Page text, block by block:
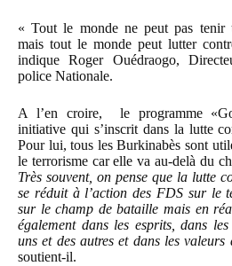
« Tout le monde ne peut pas tenir
mais tout le monde peut lutter
indique Roger Ouédraogo,
police Nationale.
A l’en croire, le programme
initiative qui s’inscrit dans la lutte
Pour lui, tous les Burkinabès sont
le terrorisme car elle va au-delà du
Très souvent, on pense que la lutte
se réduit à l’action des FDS sur le
sur le champ de bataille mais en
également dans les esprits, dans les
uns et des autres et dans les valeurs
soutient-il.